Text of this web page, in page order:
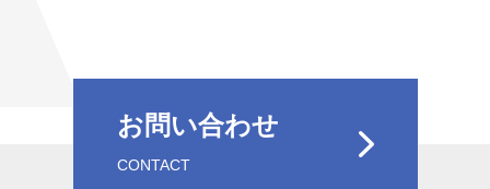
お問い合わせ
CONTACT